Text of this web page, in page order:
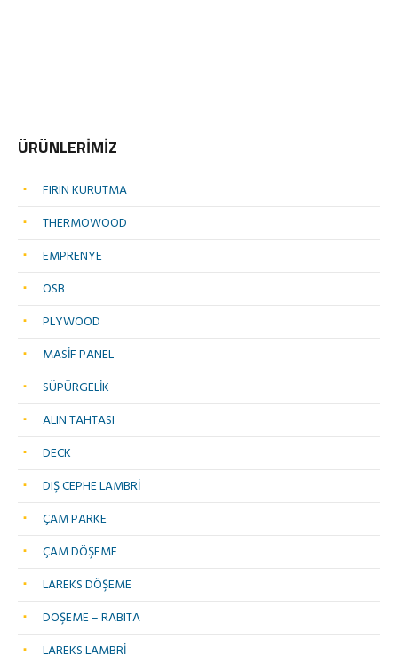
ÜRÜNLERİMİZ
FIRIN KURUTMA
THERMOWOOD
EMPRENYE
OSB
PLYWOOD
MASİF PANEL
SÜPÜRGELİK
ALIN TAHTASI
DECK
DIŞ CEPHE LAMBRİ
ÇAM PARKE
ÇAM DÖŞEME
LAREKS DÖŞEME
DÖŞEME – RABITA
LAREKS LAMBRİ